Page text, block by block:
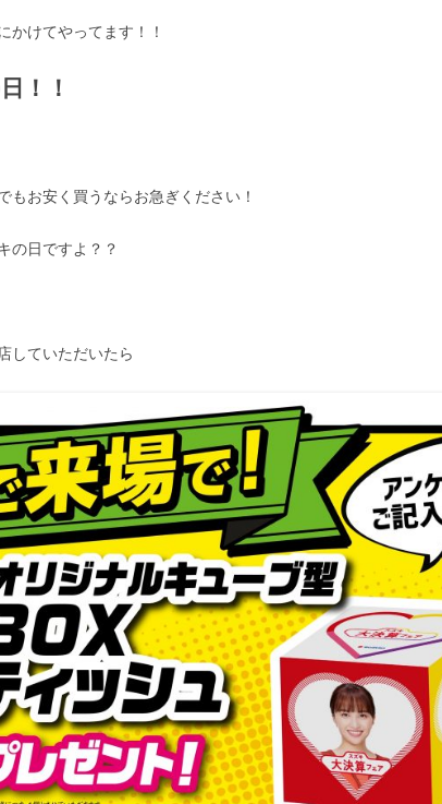
かけてやってます！！
！！
もお安く買うならお急ぎください！
の日ですよ？？
していただいたら